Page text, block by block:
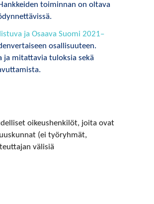
toiminnan on oltava
ja Osaava Suomi 2021–
osallisuuteen.
ja mitattavia tuloksia sekä
oikeushenkilöt, joita ovat
(ei työryhmät,
välisiä